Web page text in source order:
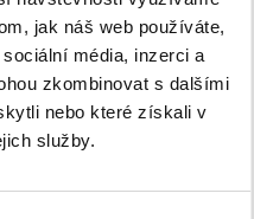
jak náš web používáte,
média, inzerci a
zkombinovat s dalšími
nebo které získali v
služby.